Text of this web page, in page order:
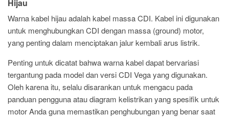
Hijau
Warna kabel hijau adalah kabel massa CDI. Kabel ini digunakan
untuk menghubungkan CDI dengan massa (ground) motor,
yang penting dalam menciptakan jalur kembali arus listrik.
Penting untuk dicatat bahwa warna kabel dapat bervariasi
tergantung pada model dan versi CDI Vega yang digunakan.
Oleh karena itu, selalu disarankan untuk mengacu pada
panduan pengguna atau diagram kelistrikan yang spesifik untuk
motor Anda guna memastikan penghubungan yang benar saat